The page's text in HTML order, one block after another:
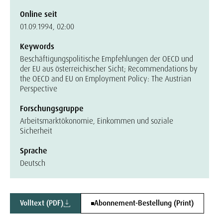
Online seit
01.09.1994, 02:00
Keywords
Beschäftigungspolitische Empfehlungen der OECD und
der EU aus österreichischer Sicht; Recommendations by
the OECD and EU on Employment Policy: The Austrian
Perspective
Forschungsgruppe
Arbeitsmarktökonomie, Einkommen und soziale
Sicherheit
Sprache
Deutsch
Volltext (PDF) Abonnement-Bestellung (Print)